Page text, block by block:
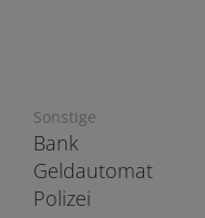
Sonstige
Bank
Geldautomat
Polizei